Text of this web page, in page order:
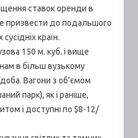
ставок оренди в
призвести до подальшого
країн.
150 м. куб. і вище
в більш вузькому
Вагони з об’ємом
парк), як і раніше,
і доступні по $8-12/